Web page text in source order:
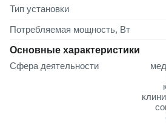
Тип установки
Потребляемая мощность, Вт
Основные характеристики
Сфера деятельности